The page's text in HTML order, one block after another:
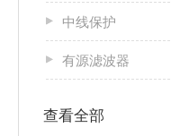
中线保护
有源滤波器
查看全部